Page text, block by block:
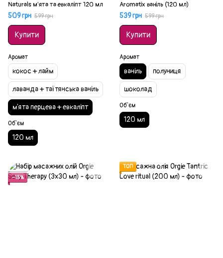
Naturals м'ята та евкаліпт 120 мл
509 грн 599 грн
Купити
Аромат
кокос + лайм
лаванда + таїтянська ваніль
м'ята перцева + евкаліпт
Об`єм
120 мл
Aromatix ваніль (120 мл)
539 грн 599 грн
Купити
Аромат
ваніль полуниця
шоколад
Об`єм
120 мл
Акція
−15%
ТОП